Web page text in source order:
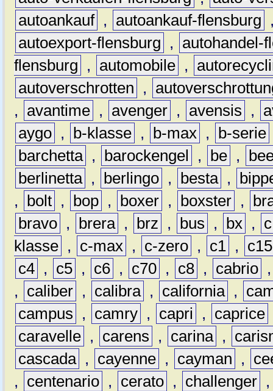
autoankauf , autoankauf-flensburg
autoexport-flensburg
,
autohandel-
flensburg
, automobile ,
autoverschrotten
,
,
avantime , avenger , avensis ,
aygo , b-klasse , b-max , b-serie
barchetta , barockengel , be ,
berlinetta , berlingo , besta ,
,
bolt , bop , boxer , boxster ,
bravo , brera , brz , bus , bx ,
c
klasse , c-max , c-zero , c1 ,
c15
c4 , c5 , c6 , c70 , c8 , cabrio
,
caliber , calibra , california ,
campus
, camry , capri , caprice
caravelle , carens , carina ,
cascada , cayenne , cayman ,
,
centenario , cerato , challenger